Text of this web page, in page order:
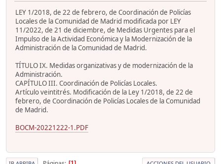
LEY 1/2018, de 22 de febrero, de Coordinación de Policías
Locales de la Comunidad de Madrid modificada por LEY
11/2022, de 21 de diciembre, de Medidas Urgentes para el
Impulso de la Actividad Económica y la Modernización de la
Administración de la Comunidad de Madrid.
TÍTULO IX. Medidas organizativas y de modernización de la
Administración.
CAPÍTULO III. Coordinación de Policías Locales.
Artículo veintitrés. Modificación de la Ley 1/2018, de 22 de
febrero, de Coordinación de Policías Locales de la Comunidad
de Madrid.
BOCM-20221222-1.PDF